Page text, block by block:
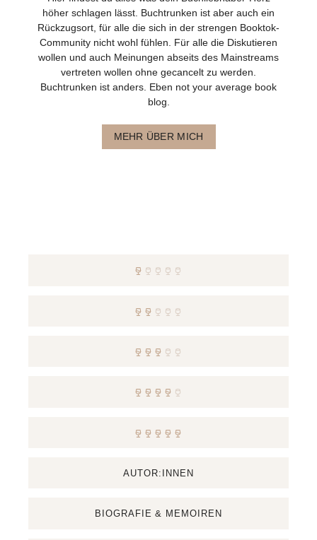
höher schlagen lässt. Buchtrunken ist aber auch ein
Rückzugsort, für alle die sich in der strengen Booktok-
Community nicht wohl fühlen. Für alle die Diskutieren
wollen und auch Meinungen abseits des Mainstreams
vertreten wollen ohne gecancelt zu werden.
Buchtrunken ist anders. Eben not your average book
blog.
MEHR ÜBER MICH
AUTOR:INNEN
BIOGRAFIE & MEMOIREN